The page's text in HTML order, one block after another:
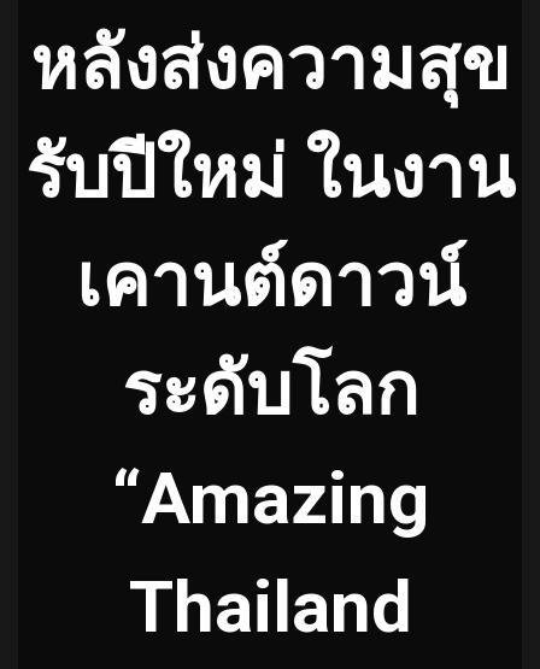
หลังส่งความสุข
รับปีใหม่ ในงาน
เคานต์ดาวน์
ระดับโลก
“Amazing
Thailand